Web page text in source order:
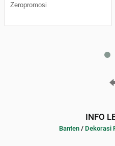
Zeropromosi
INFO
Banten/ Dekorasi